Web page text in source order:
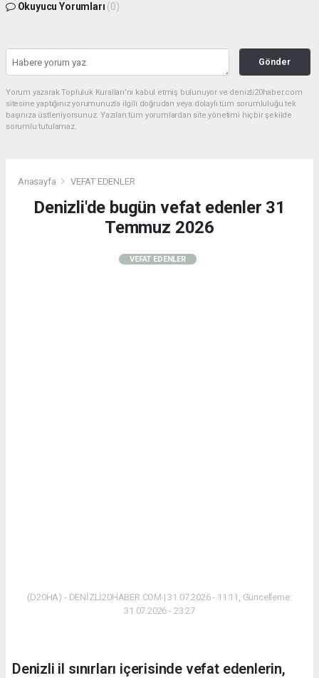
Okuyucu Yorumları (0)
Gönder
Yorum yazarak Topluluk Kuralları’nı kabul etmiş bulunuyor ve denizli20haber.com
sitesine yaptığınız yorumunuzla ilgili doğrudan veya dolaylı tüm sorumluluğu tek
başınıza üstleniyorsunuz. Yazılan tüm yorumlardan site yönetimi hiçbir şekilde
sorumlu tutulamaz.
Anasayfa VEFAT EDENLER
Denizli'de bugün vefat edenler 31
Temmuz 2026
VEFAT EDENLER
(D20HA) - DENİZLİ20HABER.COM | 31.07.2026 - 11:11, Güncelleme:
31.07.2026 - 23:27
Denizli il sınırları içerisinde vefat edenlerin,